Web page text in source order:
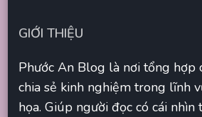
GIỚI THIỆU
Phước An Blog là nơi tổng hợp
chia sẻ kinh nghiệm trong lĩnh
họa. Giúp người đọc có cái